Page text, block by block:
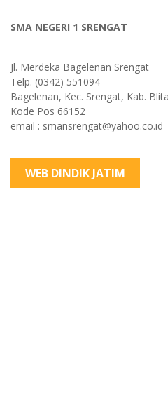
SMA NEGERI 1 SRENGAT
Jl. Merdeka Bagelenan Srengat
Telp. (0342) 551094
Bagelenan, Kec. Srengat, Kab.
Kode Pos 66152
email : smansrengat@yahoo.co.id
WEB DINDIK JATIM